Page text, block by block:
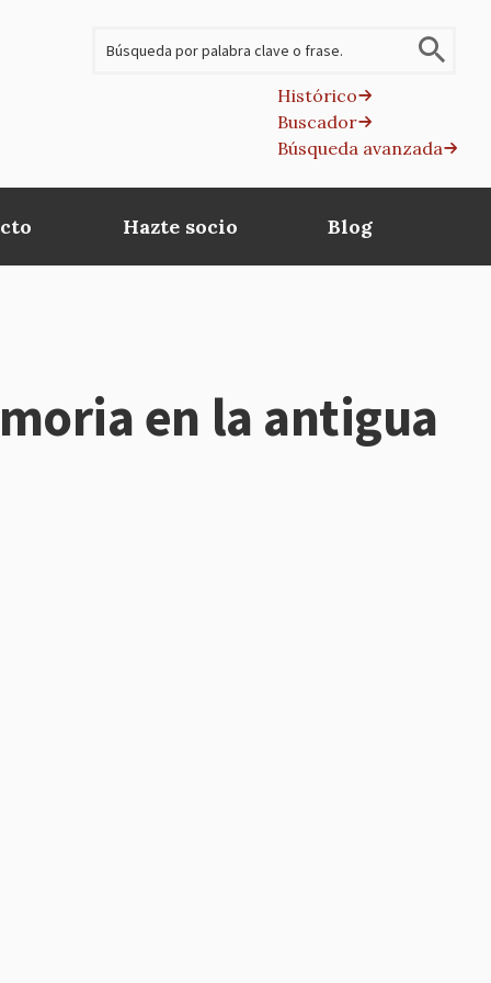
Histórico
Buscador
Búsqueda avanzada
Hazte socio Blog
en la antigua